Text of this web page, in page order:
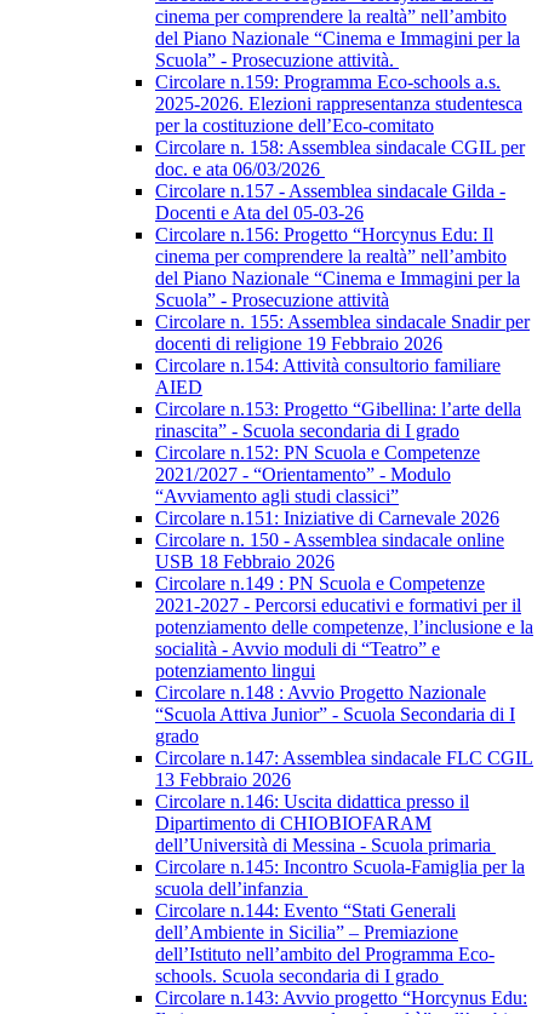
cinema per comprendere la realtà” nell’ambito
del Piano Nazionale “Cinema e Immagini per la
Scuola” - Prosecuzione attività.
Circolare n.159: Programma Eco-schools a.s.
2025-2026. Elezioni rappresentanza studentesca
per la costituzione dell’Eco-comitato
Circolare n. 158: Assemblea sindacale CGIL per
doc. e ata 06/03/2026
Circolare n.157 - Assemblea sindacale Gilda -
Docenti e Ata del 05-03-26
Circolare n.156: Progetto “Horcynus Edu: Il
cinema per comprendere la realtà” nell’ambito
del Piano Nazionale “Cinema e Immagini per la
Scuola” - Prosecuzione attività
Circolare n. 155: Assemblea sindacale Snadir per
docenti di religione 19 Febbraio 2026
Circolare n.154: Attività consultorio familiare
AIED
Circolare n.153: Progetto “Gibellina: l’arte della
rinascita” - Scuola secondaria di I grado
Circolare n.152: PN Scuola e Competenze
2021/2027 - “Orientamento” - Modulo
“Avviamento agli studi classici”
Circolare n.151: Iniziative di Carnevale 2026
Circolare n. 150 - Assemblea sindacale online
USB 18 Febbraio 2026
Circolare n.149 : PN Scuola e Competenze
2021-2027 - Percorsi educativi e formativi per il
potenziamento delle competenze, l’inclusione e la
socialità - Avvio moduli di “Teatro” e
potenziamento lingui
Circolare n.148 : Avvio Progetto Nazionale
“Scuola Attiva Junior” - Scuola Secondaria di I
grado
Circolare n.147: Assemblea sindacale FLC CGIL
13 Febbraio 2026
Circolare n.146: Uscita didattica presso il
Dipartimento di CHIOBIOFARAM
dell’Università di Messina - Scuola primaria
Circolare n.145: Incontro Scuola-Famiglia per la
scuola dell’infanzia
Circolare n.144: Evento “Stati Generali
dell’Ambiente in Sicilia” – Premiazione
dell’Istituto nell’ambito del Programma Eco-
schools. Scuola secondaria di I grado
Circolare n.143: Avvio progetto “Horcynus Edu: